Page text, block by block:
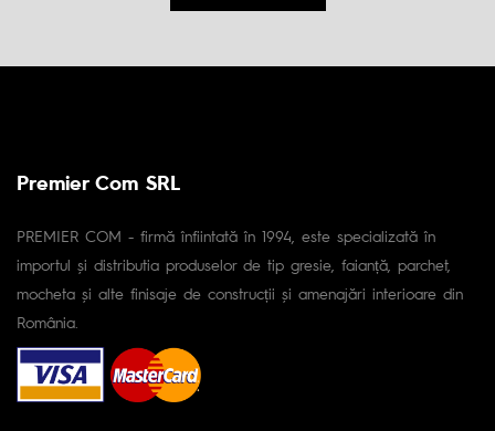
Premier Com SRL
PREMIER COM - firmă înfiintată în 1994, este specializată în
importul și distributia produselor de tip gresie, faianță, parchet,
mocheta și alte finisaje de construcții și amenajări interioare din
România.